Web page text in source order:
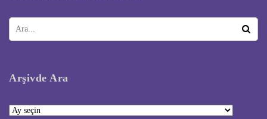
Arşivde Ara
Arşivde